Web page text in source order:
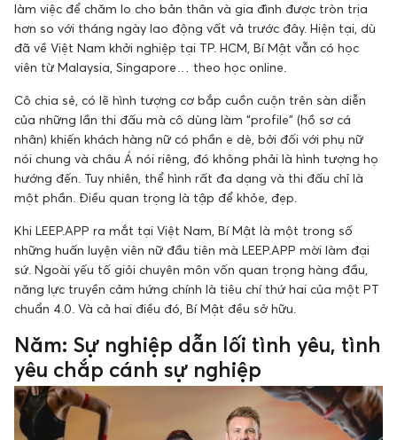
làm việc để chăm lo cho bản thân và gia đình được tròn trịa
hơn so với tháng ngày lao động vất vả trước đây. Hiện tại, dù
đã về Việt Nam khởi nghiệp tại TP. HCM, Bí Mật vẫn có học
viên từ Malaysia, Singapore… theo học online.
Cô chia sẻ, có lẽ hình tượng cơ bắp cuồn cuộn trên sàn diễn
của những lần thi đấu mà cô dùng làm “profile” (hồ sơ cá
nhân) khiến khách hàng nữ có phần e dè, bởi đối với phụ nữ
nói chung và châu Á nói riêng, đó không phải là hình tượng họ
hướng đến. Tuy nhiên, thể hình rất đa dạng và thi đấu chỉ là
một phần. Điều quan trọng là tập để khỏe, đẹp.
Khi LEEP.APP ra mắt tại Việt Nam, Bí Mật là một trong số
những huấn luyện viên nữ đầu tiên mà LEEP.APP mời làm đại
sứ. Ngoài yếu tố giỏi chuyên môn vốn quan trọng hàng đầu,
năng lực truyền cảm hứng chính là tiêu chí thứ hai của một PT
chuẩn 4.0. Và cả hai điều đó, Bí Mật đều sở hữu.
Năm: Sự nghiệp dẫn lối tình yêu, tình
yêu chắp cánh sự nghiệp